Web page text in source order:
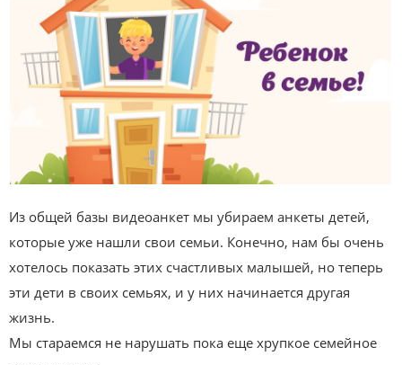
Из общей базы видеоанкет мы убираем анкеты детей,
которые уже нашли свои семьи. Конечно, нам бы очень
хотелось показать этих счастливых малышей, но теперь
эти дети в своих семьях, и у них начинается другая
жизнь.
Мы стараемся не нарушать пока еще хрупкое семейное